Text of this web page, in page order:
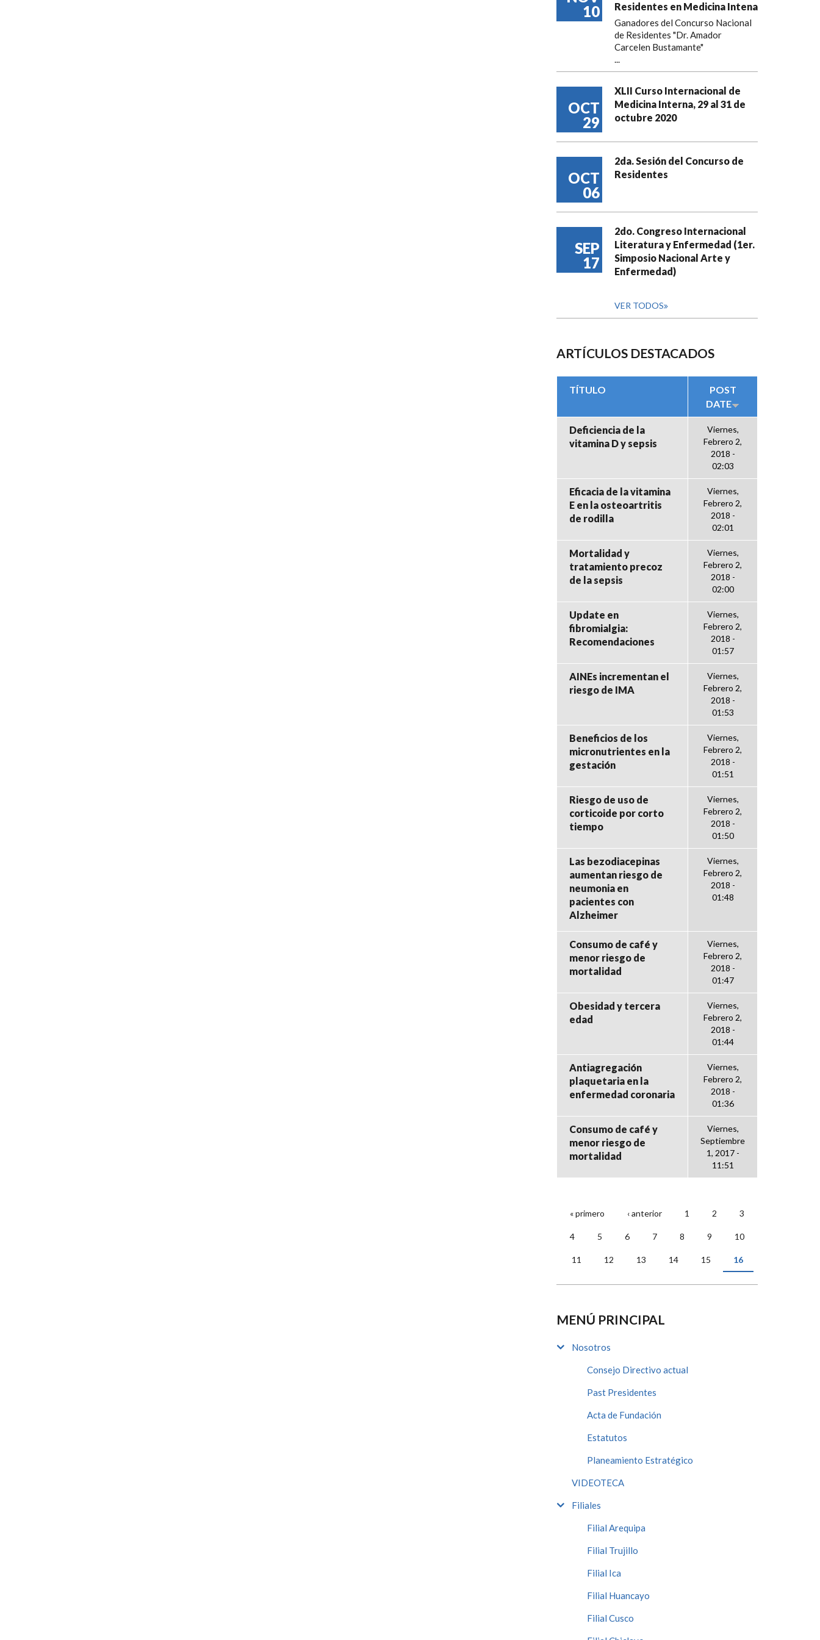
10
Residentes en Medicina Intena
Ganadores del Concurso Nacional
de Residentes "Dr. Amador
Carcelen Bustamante"
...
OCT
29
XLII Curso Internacional de
Medicina Interna, 29 al 31 de
octubre 2020
OCT
06
2da. Sesión del Concurso de
Residentes
SEP
17
2do. Congreso Internacional
Literatura y Enfermedad (1er.
Simposio Nacional Arte y
Enfermedad)
VER TODOS
ARTÍCULOS DESTACADOS
TÍTULO
POST
DATE
Deficiencia de la
vitamina D y sepsis
Viernes,
Febrero 2,
2018 -
02:03
Eficacia de la vitamina
E en la osteoartritis
de rodilla
Viernes,
Febrero 2,
2018 -
02:01
Mortalidad y
tratamiento precoz
de la sepsis
Viernes,
Febrero 2,
2018 -
02:00
Update en
fibromialgia:
Recomendaciones
Viernes,
Febrero 2,
2018 -
01:57
AINEs incrementan el
riesgo de IMA
Viernes,
Febrero 2,
2018 -
01:53
Beneficios de los
micronutrientes en la
gestación
Viernes,
Febrero 2,
2018 -
01:51
Riesgo de uso de
corticoide por corto
tiempo
Viernes,
Febrero 2,
2018 -
01:50
Las bezodiacepinas
aumentan riesgo de
neumonia en
pacientes con
Alzheimer
Viernes,
Febrero 2,
2018 -
01:48
Consumo de café y
menor riesgo de
mortalidad
Viernes,
Febrero 2,
2018 -
01:47
Obesidad y tercera
edad
Viernes,
Febrero 2,
2018 -
01:44
Antiagregación
plaquetaria en la
enfermedad coronaria
Viernes,
Febrero 2,
2018 -
01:36
Consumo de café y
menor riesgo de
mortalidad
Viernes,
Septiembre
1, 2017 -
11:51
PÁGINAS
« primero ‹ anterior 1 2 3
4 5 6 7 8 9 10
11 12 13 14 15 16
MENÚ PRINCIPAL
Nosotros
Consejo Directivo actual
Past Presidentes
Acta de Fundación
Estatutos
Planeamiento Estratégico
VIDEOTECA
Filiales
Filial Arequipa
Filial Trujillo
Filial Ica
Filial Huancayo
Filial Cusco